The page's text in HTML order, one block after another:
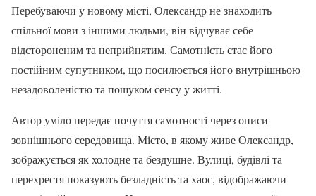
Перебуваючи у новому місті, Олександр не знаходить
спільної мови з іншими людьми, він відчуває себе
відстороненим та неприйнятим. Самотність стає його
постійним супутником, що посилюється його внутрішньою
незадоволеністю та пошуком сенсу у житті.
Автор уміло передає почуття самотності через описи
зовнішнього середовища. Місто, в якому живе Олександр,
зображується як холодне та бездушне. Вулиці, будівлі та
перехрестя показують безладність та хаос, відображаючи